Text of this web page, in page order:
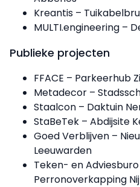
Kreantis –
MULTI.engineering –
Publieke projecten
FFACE – Parkeerhub
Metadecor –
Staalcon – Daktuin
StaBeTek – Abdijsite
Goed Verblijven –
Leeuwarden
Teken- en
Perronoverkapping